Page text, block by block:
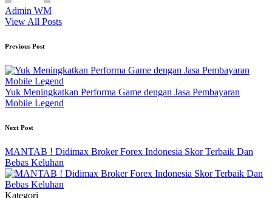
Admin WM
View All Posts
Post
navigation
Previous Post
Yuk Meningkatkan Performa Game dengan Jasa Pembayaran
Mobile Legend
Next Post
MANTAB ! Didimax Broker Forex Indonesia Skor Terbaik Dan
Bebas Keluhan
Kategori